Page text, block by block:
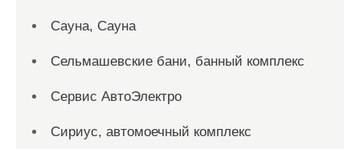
Сауна, Сауна
Сельмашевские бани, банный комплекс
Сервис АвтоЭлектро
Сириус, автомоечный комплекс